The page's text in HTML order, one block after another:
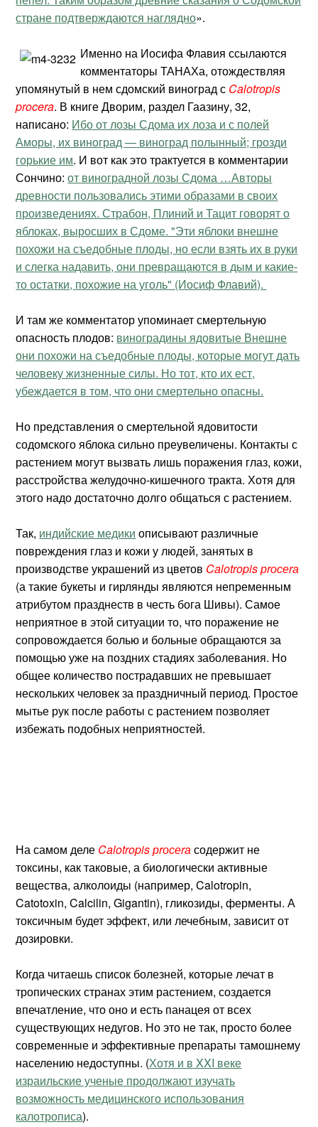
стране подтверждаются наглядно».
Именно на Иосифа Флавия ссылаются
комментаторы ТАНАХа, отождествляя
упомянутый в нем сдомский виноград с Calotropis
procera. В книге Дворим, раздел Гаазину, 32,
написано: Ибо от лозы Сдома их лоза и с полей
Аморы, их виноград — виноград полынный; грозди
горькие им. И вот как это трактуется в комментарии
Сончино:от виноградной лозы Сдома …Авторы
древности пользовались этими образами в своих
произведениях. Страбон, Плиний и Тацит говорят о
яблоках, выросших в Сдоме. "Эти яблоки внешне
похожи на съедобные плоды, но если взять их в руки
и слегка надавить, они превращаются в дым и какие-
то остатки, похожие на уголь" (Иосиф Флавий).
И там же комментатор упоминает смертельную
опасность плодов: виноградины ядовитые Внешне
они похожи на съедобные плоды, которые могут дать
человеку жизненные силы. Но тот, кто их ест,
убеждается в том, что они смертельно опасны.
Но представления о смертельной ядовитости
содомского яблока сильно преувеличены. Контакты с
растением могут вызвать лишь поражения глаз, кожи,
расстройства желудочно-кишечного тракта. Хотя для
этого надо достаточно долго общаться с растением.
Так, индийские медики описывают различные
повреждения глаз и кожи у людей, занятых в
производстве украшений из цветов Calotropis рrосеrа
(а такие букеты и гирлянды являются непременным
атрибутом празднеств в честь бога Шивы). Самое
неприятное в этой ситуации то, что поражение не
сопровождается болью и больные обращаются за
помощью уже на поздних стадиях заболевания. Но
общее количество пострадавших не превышает
нескольких человек за праздничный период. Простое
мытье рук после работы с растением позволяет
избежать подобных неприятностей.
На самом деле Calotropis рrосеrасодержит не
токсины, как таковые, а биологически активные
вещества, алколоиды (например, Calotropin,
Catotoxin, Calcilin, Gigantin), гликозиды, ферменты. А
токсичным будет эффект, или лечебным, зависит от
дозировки.
Когда читаешь список болезней, которые лечат в
тропических странах этим растением, создается
впечатление, что оно и есть панацея от всех
существующих недугов. Но это не так, просто более
современные и эффективные препараты тамошнему
населению недоступны. (Хотя и в XXI веке
израильские ученые продолжают изучать
возможность медицинского использования
калотрописа).